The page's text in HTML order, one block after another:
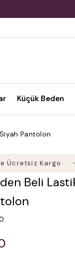
Küçük Beden
Pantolon
Kargo
Beli